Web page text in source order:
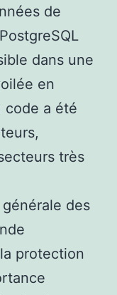
de
dans une
en
code a été
très
des
protection